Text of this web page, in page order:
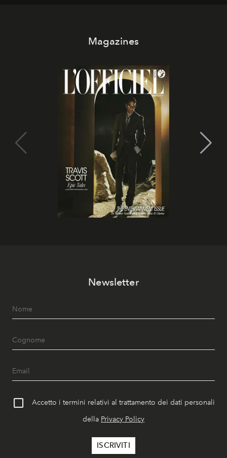
Magazines
Newsletter
Accetto i termini relativi al trattamento dei dati personali
della Privacy Policy